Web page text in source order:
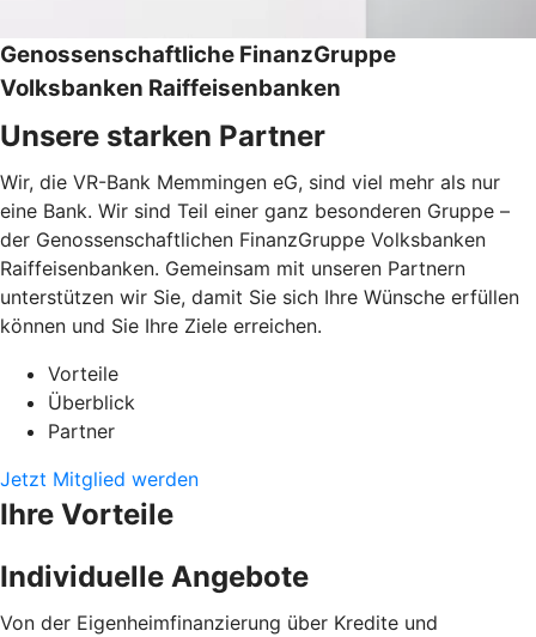
Genossenschaftliche FinanzGruppe
Volksbanken Raiffeisenbanken
Unsere starken Partner
Wir, die VR-Bank Memmingen eG, sind viel mehr als nur
eine Bank. Wir sind Teil einer ganz besonderen Gruppe –
der Genossenschaftlichen FinanzGruppe Volksbanken
Raiffeisenbanken. Gemeinsam mit unseren Partnern
unterstützen wir Sie, damit Sie sich Ihre Wünsche erfüllen
können und Sie Ihre Ziele erreichen.
Vorteile
Überblick
Partner
Jetzt Mitglied werden
Ihre Vorteile
Individuelle Angebote
Von der Eigenheimfinanzierung über Kredite und